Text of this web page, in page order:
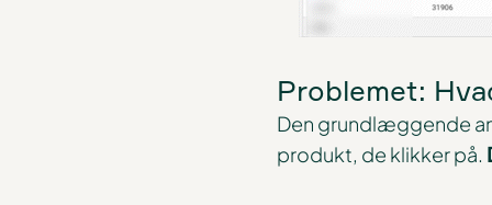
Problemet:
Den grundlæggende
produkt, de klikker på.